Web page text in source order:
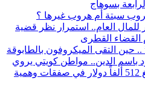
بسوهاج
سبتة أم هروب غيرها ؟
للمال العام.. استمرار نظر قضية
القطرى
حين التقى الميكروفون بالطابوقة
باسم الدين.. مواطن كويتي يروي
تفاصيل النصب عليه بمبلغ 512 ألفاً دولار في صفقات وهمية